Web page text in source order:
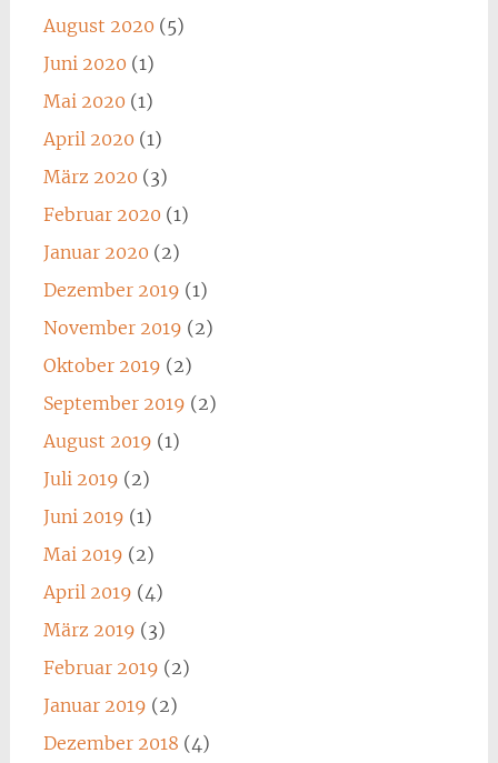
August 2020 (5)
Juni 2020 (1)
Mai 2020 (1)
April 2020 (1)
März 2020 (3)
Februar 2020 (1)
Januar 2020 (2)
Dezember 2019 (1)
November 2019 (2)
Oktober 2019 (2)
September 2019 (2)
August 2019 (1)
Juli 2019 (2)
Juni 2019 (1)
Mai 2019 (2)
April 2019 (4)
März 2019 (3)
Februar 2019 (2)
Januar 2019 (2)
Dezember 2018 (4)